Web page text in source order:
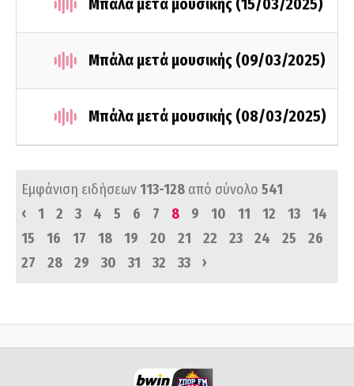
Μπάλα μετά μουσικής (15/03/2025)
Μπάλα μετά μουσικής (09/03/2025)
Μπάλα μετά μουσικής (08/03/2025)
Εμφάνιση ειδήσεων113-128 από σύνολο 541
‹
1 2 3 4 5 6 7 8 9 10 11 12 13
14
15
16 17 18 19 20 21 22 23 24 25
26
27
28 29 30 31 32 33 ›